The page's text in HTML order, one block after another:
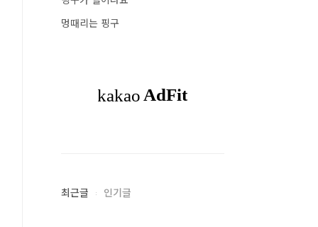
멍때리는 핑구
최근글 인기글